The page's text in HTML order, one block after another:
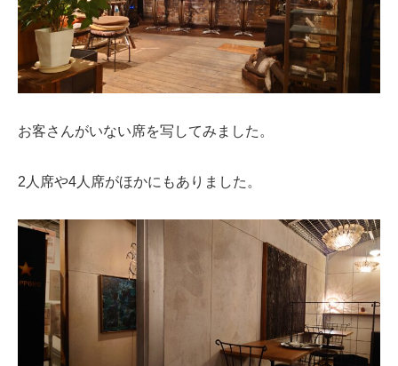
お客さんがいない席を写してみました。
2人席や4人席がほかにもありました。